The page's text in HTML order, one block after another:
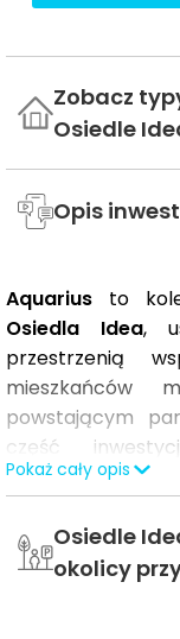
Zobacz
Osiedle
Opis
Aquarius to
Osiedla Idea,
przestrzenią
mieszkańców
powstającym
część
sąsiadować z
budynkach,
elementy
Pokaż cały opis
Osiedle
okolicy